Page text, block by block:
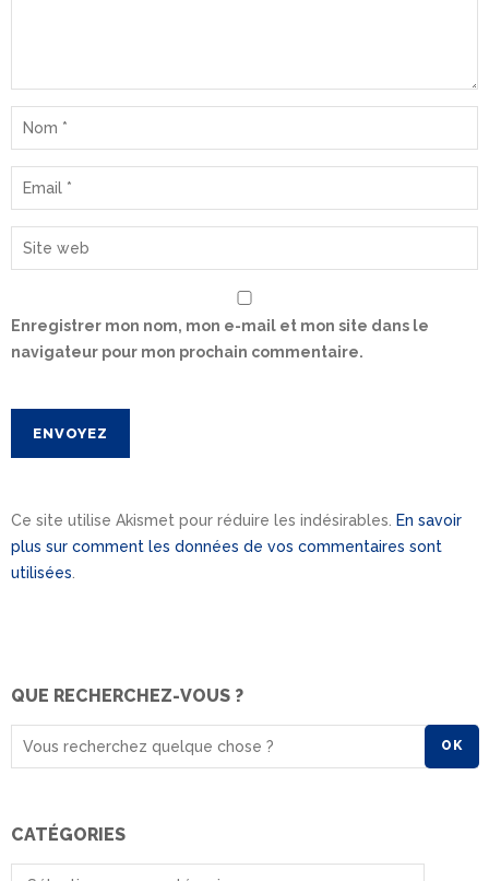
Enregistrer mon nom, mon e-mail et mon site dans le
navigateur pour mon prochain commentaire.
Ce site utilise Akismet pour réduire les indésirables.
En savoir
plus sur comment les données de vos commentaires sont
utilisées
QUE RECHERCHEZ-VOUS ?
OK
CATÉGORIES